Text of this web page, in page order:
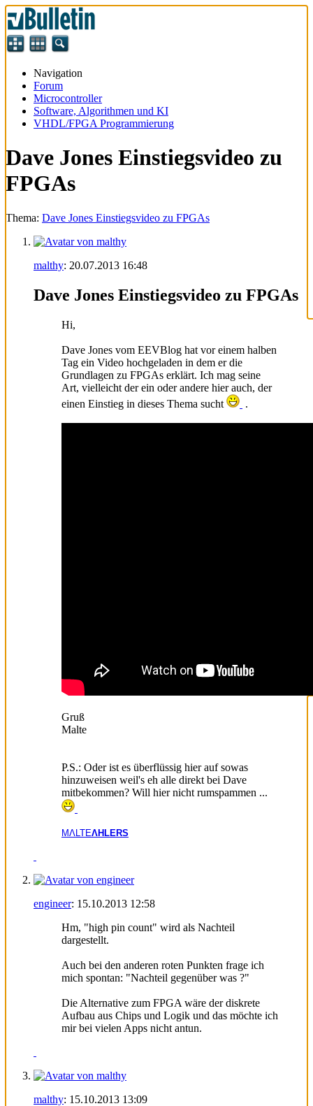
Navigation
Forum
Microcontroller
Software, Algorithmen und KI
VHDL/FPGA Programmierung
Dave Jones Einstiegsvideo zu
FPGAs
Thema: Dave Jones Einstiegsvideo zu FPGAs
malthy: 20.07.2013 16:48
Dave Jones Einstiegsvideo zu FPGAs
Hi,
Dave Jones vom EEVBlog hat vor einem halben
Tag ein Video hochgeladen in dem er die
Grundlagen zu FPGAs erklärt. Ich mag seine
Art, vielleicht der ein oder andere hier auch, der
einen Einstieg in dieses Thema sucht
.
Gruß
Malte
P.S.: Oder ist es überflüssig hier auf sowas
hinzuweisen weil's eh alle direkt bei Dave
mitbekommen? Will hier nicht rumspammen ...
MΛLTEΛHLERS
engineer: 15.10.2013 12:58
Hm, "high pin count" wird als Nachteil
dargestellt.
Auch bei den anderen roten Punkten frage ich
mich spontan: "Nachteil gegenüber was ?"
Die Alternative zum FPGA wäre der diskrete
Aufbau aus Chips und Logik und das möchte ich
mir bei vielen Apps nicht antun.
malthy: 15.10.2013 13:09